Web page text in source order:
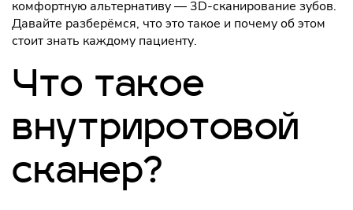
комфортную альтернативу — 3D-сканирование зубов.
Давайте разберёмся, что это такое и почему об этом
стоит знать каждому пациенту.
Что такое
внутриротовой
сканер?